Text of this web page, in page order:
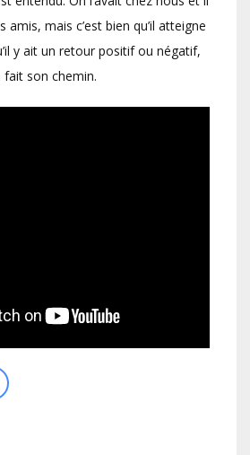
mais c’est bien qu’il atteigne
y ait un retour positif ou négatif,
fait son chemin.